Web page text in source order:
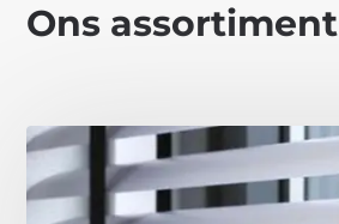
Ons assortiment